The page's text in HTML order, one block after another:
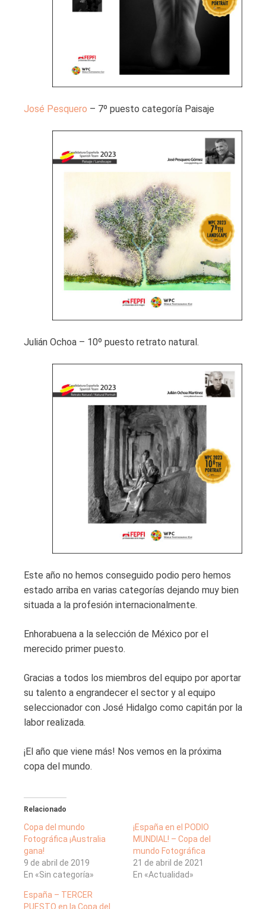
José Pesquero – 7º puesto categoría Paisaje
Julián Ochoa – 10º puesto retrato natural.
Este año no hemos conseguido podio pero hemos
estado arriba en varias categorías dejando muy bien
situada a la profesión internacionalmente.
Enhorabuena a la selección de México por el
merecido primer puesto.
Gracias a todos los miembros del equipo por aportar
su talento a engrandecer el sector y al equipo
seleccionador con José Hidalgo como capitán por la
labor realizada.
¡El año que viene más! Nos vemos en la próxima
copa del mundo.
Relacionado
Copa del mundo
Fotográfica ¡Australia
gana!
9 de abril de 2019
En «Sin categoría»
¡España en el PODIO
MUNDIAL! – Copa del
mundo Fotográfica
21 de abril de 2021
En «Actualidad»
España – TERCER
PUESTO en la Copa del